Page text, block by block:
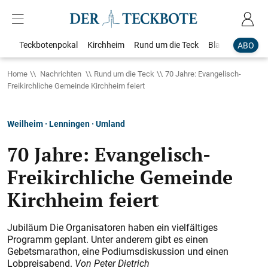
ABO
Teckbotenpokal Kirchheim Rund um die Teck Blaulicht
Home Nachrichten Rund um die Teck
70 Jahre: Evangelisch-
Freikirchliche Gemeinde Kirchheim feiert
Weilheim · Lenningen · Umland
70 Jahre: Evangelisch-
Freikirchliche Gemeinde
Kirchheim feiert
Jubiläum Die Organisatoren haben ein vielfältiges
Programm geplant. Unter anderem gibt es einen
Gebetsmarathon, eine Podiumsdiskussion und einen
Lobpreisabend. Von Peter Dietrich